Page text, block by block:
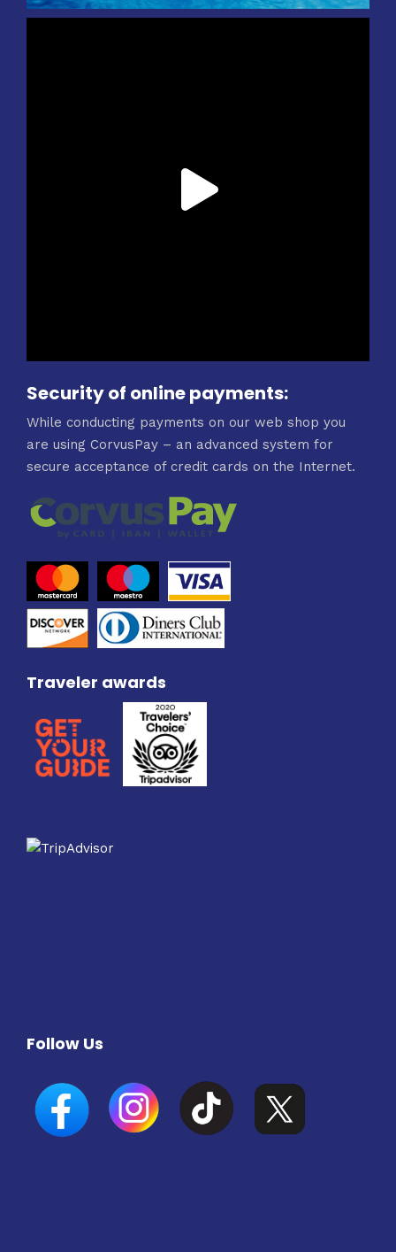
Security of online payments:
While conducting payments on our web shop you
are using CorvusPay – an advanced system for
secure acceptance of credit cards on the Internet.
Traveler awards
Follow Us